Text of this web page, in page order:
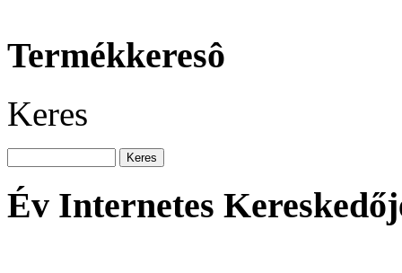
Termékkeresô
Keres
Év Internetes